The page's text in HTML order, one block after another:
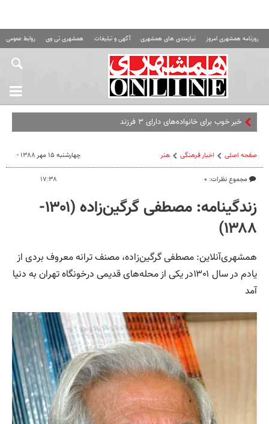
روزنامه همشهری امروز نیازمندی های همشهری آگهی و تبلیغات همشهری تی وی روابط عمومی
خبر خوب برای خانواده‌های دارای ۳ فرزند
صفحه اصلی اخبار فرهنگی هنر
مجموع نظرات: ۰
چهارشنبه ۱۵ مهر ۱۳۸۸ -
۱۷:۳۸
زندگینامه‌: مصطفی گرگین‌زاده (۱۳۰۱-
۱۳۸۸)
همشهری‌آنلاین: مصطفی‌ گرگین‌زاده، مصنف ترانه معروف بردی‌ از
یادم در سال ۱۳۰۱در یکی از محله‌های قدیمی درخونگاه تهران به دنیا
آمد